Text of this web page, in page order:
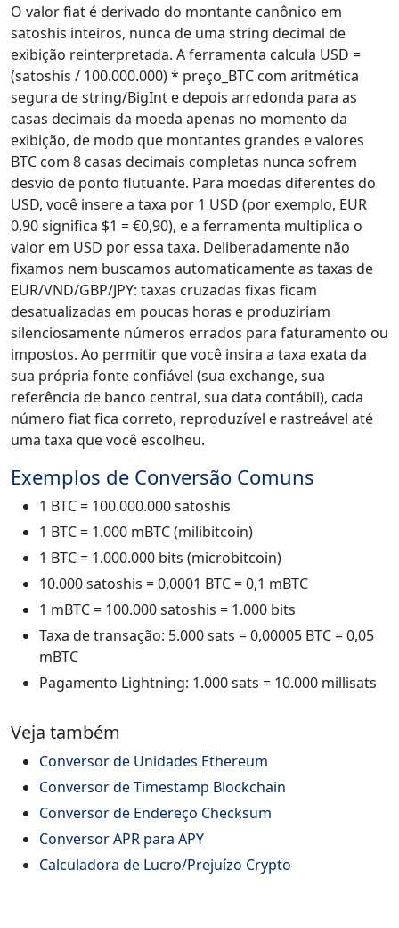
O valor fiat é derivado do montante canônico em
satoshis inteiros, nunca de uma string decimal de
exibição reinterpretada. A ferramenta calcula USD =
(satoshis / 100.000.000) * preço_BTC com aritmética
segura de string/BigInt e depois arredonda para as
casas decimais da moeda apenas no momento da
exibição, de modo que montantes grandes e valores
BTC com 8 casas decimais completas nunca sofrem
desvio de ponto flutuante. Para moedas diferentes do
USD, você insere a taxa por 1 USD (por exemplo, EUR
0,90 significa $1 = €0,90), e a ferramenta multiplica o
valor em USD por essa taxa. Deliberadamente não
fixamos nem buscamos automaticamente as taxas de
EUR/VND/GBP/JPY: taxas cruzadas fixas ficam
desatualizadas em poucas horas e produziriam
silenciosamente números errados para faturamento ou
impostos. Ao permitir que você insira a taxa exata da
sua própria fonte confiável (sua exchange, sua
referência de banco central, sua data contábil), cada
número fiat fica correto, reproduzível e rastreável até
uma taxa que você escolheu.
Exemplos de Conversão Comuns
1 BTC = 100.000.000 satoshis
1 BTC = 1.000 mBTC (milibitcoin)
1 BTC = 1.000.000 bits (microbitcoin)
10.000 satoshis = 0,0001 BTC = 0,1 mBTC
1 mBTC = 100.000 satoshis = 1.000 bits
Taxa de transação: 5.000 sats = 0,00005 BTC = 0,05
mBTC
Pagamento Lightning: 1.000 sats = 10.000 millisats
Veja também
Conversor de Unidades Ethereum
Conversor de Timestamp Blockchain
Conversor de Endereço Checksum
Conversor APR para APY
Calculadora de Lucro/Prejuízo Crypto